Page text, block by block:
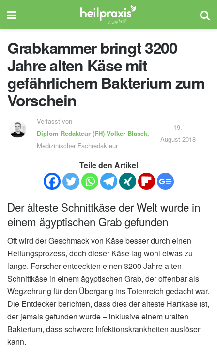
Grabkammer bringt 3200
Jahre alten Käse mit
gefährlichem Bakterium zum
Vorschein
Verfasst von
Diplom-Redakteur (FH)Volker Blasek,
Medizinischer Fachredakteur
19.
August 2018
Teile den Artikel
Der älteste Schnittkäse der Welt wurde in
einem ägyptischen Grab gefunden
Oft wird der Geschmack von Käse besser durch einen
Reifungsprozess, doch dieser Käse lag wohl etwas zu
lange. Forscher entdeckten einen 3200 Jahre alten
Schnittkäse in einem ägyptischen Grab, der offenbar als
Wegzehrung für den Übergang ins Totenreich gedacht war.
Die Entdecker berichten, dass dies der älteste Hartkäse ist,
der jemals gefunden wurde – inklusive einem uralten
Bakterium, dass schwere Infektionskrankheiten auslösen
kann.